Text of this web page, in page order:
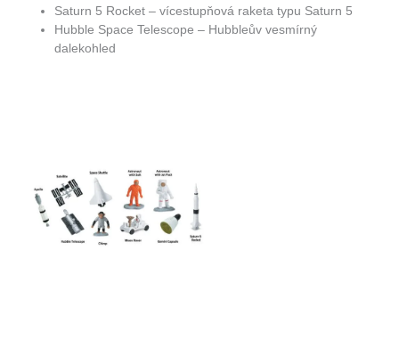
Saturn 5 Rocket – vícestupňová raketa typu Saturn 5
Hubble Space Telescope – Hubbleův vesmírný
dalekohled